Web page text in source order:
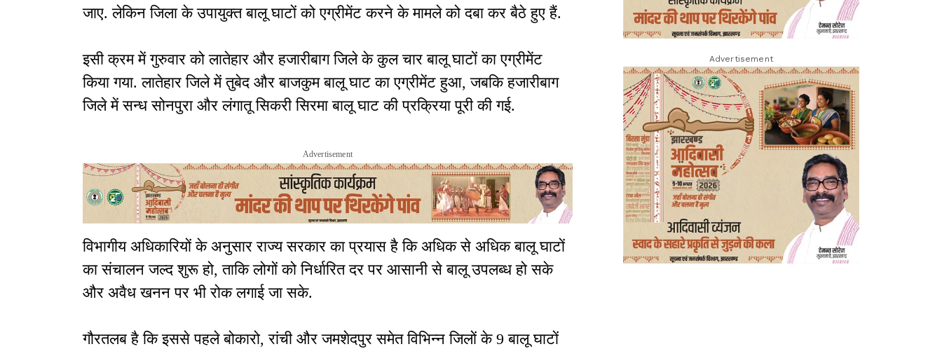
जाए. लेकिन जिला के उपायुक्त बालू घाटों को एग्रीमेंट करने के मामले को दबा कर बैठे हुए हैं.
इसी क्रम में गुरुवार को लातेहार और हजारीबाग जिले के कुल चार बालू घाटों का एग्रीमेंट
किया गया. लातेहार जिले में तुबेद और बाजकुम बालू घाट का एग्रीमेंट हुआ, जबकि हजारीबाग
जिले में सन्ध सोनपुरा और लंगातू सिकरी सिरमा बालू घाट की प्रक्रिया पूरी की गई.
Advertisement
विभागीय अधिकारियों के अनुसार राज्य सरकार का प्रयास है कि अधिक से अधिक बालू घाटों
का संचालन जल्द शुरू हो, ताकि लोगों को निर्धारित दर पर आसानी से बालू उपलब्ध हो सके
और अवैध खनन पर भी रोक लगाई जा सके.
गौरतलब है कि इससे पहले बोकारो, रांची और जमशेदपुर समेत विभिन्न जिलों के 9 बालू घाटों
Advertisement